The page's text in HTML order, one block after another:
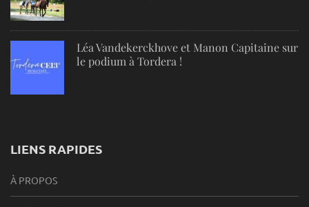
Léa Vandekerckhove et Manon Capitaine sur
le podium à Tordera !
LIENS RAPIDES
À PROPOS